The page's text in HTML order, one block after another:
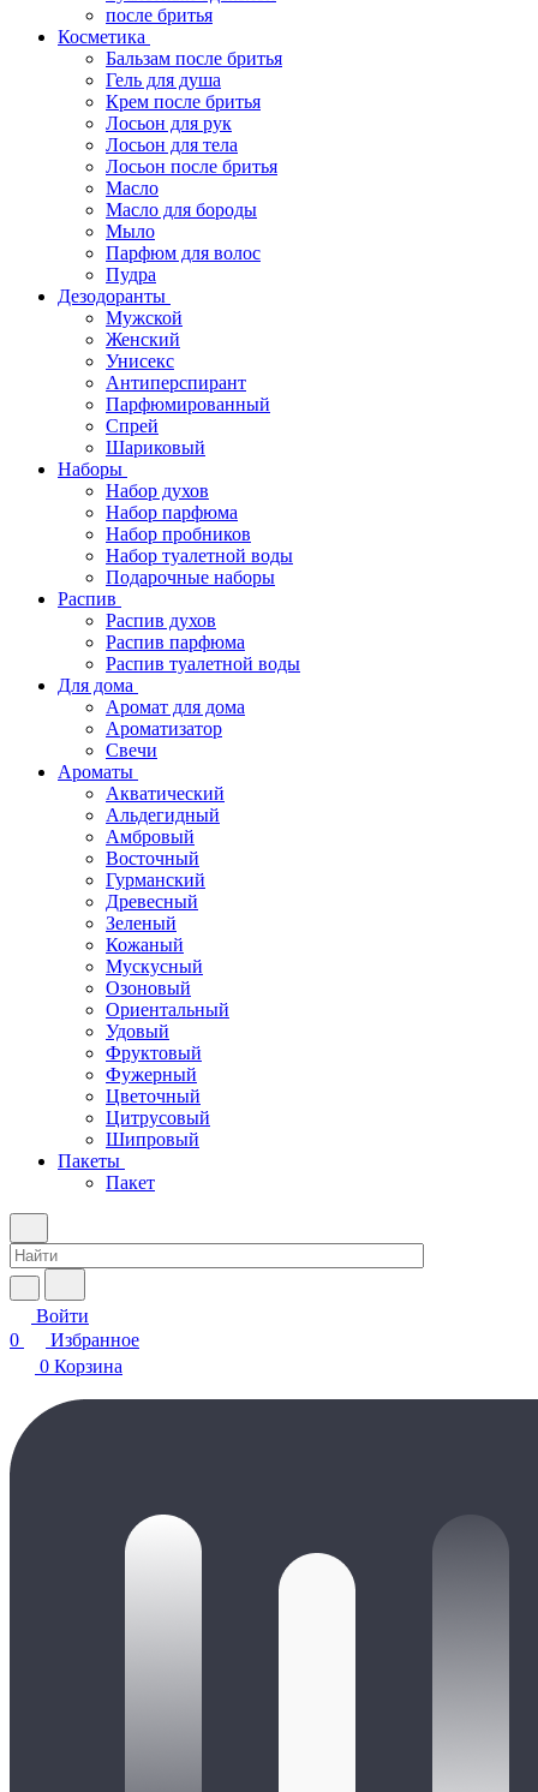
после бритья
Косметика
Бальзам после бритья
Гель для душа
Крем после бритья
Лосьон для рук
Лосьон для тела
Лосьон после бритья
Масло
Масло для бороды
Мыло
Парфюм для волос
Пудра
Дезодоранты
Мужской
Женский
Унисекс
Антиперспирант
Парфюмированный
Спрей
Шариковый
Наборы
Набор духов
Набор парфюма
Набор пробников
Набор туалетной воды
Подарочные наборы
Распив
Распив духов
Распив парфюма
Распив туалетной воды
Для дома
Аромат для дома
Ароматизатор
Свечи
Ароматы
Акватический
Альдегидный
Амбровый
Восточный
Гурманский
Древесный
Зеленый
Кожаный
Мускусный
Озоновый
Ориентальный
Удовый
Фруктовый
Фужерный
Цветочный
Цитрусовый
Шипровый
Пакеты
Пакет
Войти
0
Избранное
0 Корзина